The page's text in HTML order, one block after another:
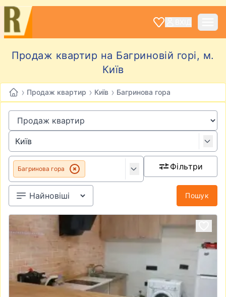
Продаж квартир на Багриновій горі, м.
Київ
› Продаж квартир › Київ › Багринова гора
Багринова гора Фільтри
Пошук